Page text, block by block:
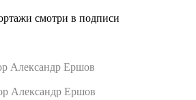
смотри в подписи
Александр Ершов
Александр Ершов